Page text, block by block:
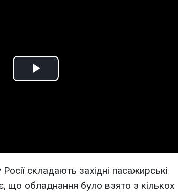
Play
складають західні пасажирські
що обладнання було взято з кількох